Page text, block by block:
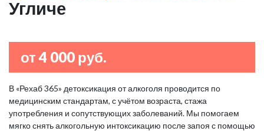
Угличе
от 4 000 руб.
В «Рехаб 365» детоксикация от алкоголя проводится по
медицинским стандартам, с учётом возраста, стажа
употребления и сопутствующих заболеваний. Мы помогаем
мягко снять алкогольную интоксикацию после запоя с помощью